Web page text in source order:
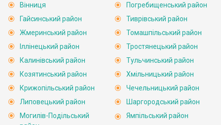
Вінниця
Гайсинський район
Жмеринський район
Іллінецький район
Калинівський район
Козятинський район
Крижопільський район
Липовецький район
Могилів-Подільський
Погребищенський район
Тиврівський район
Томашпільський район
Тростянецький район
Тульчинський район
Хмільницький район
Чечельницький район
Шаргородський район
Ямпільський район